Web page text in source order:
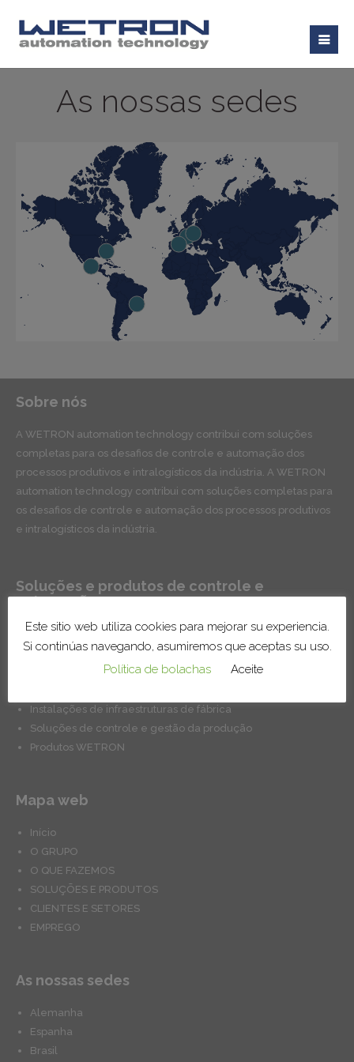
As nossas sedes
Sobre nós
A WETRON automation technology contribui com soluções
completas para os desafios de controle e automação dos
processos produtivos e intralogísticos da indústria. A WETRON
automation technology contribui com soluções completas para
os desafios de controle e automação dos processos produtivos
e intralogísticos da indústria.
Soluções e produtos de controle e
automação
Sistemas de transportadores para manutenção e
intralogística
Linhas e células robotizadas
Instalações de infraestruturas de fábrica
Soluções de controle e gestão da produção
Produtos WETRON
Mapa web
Início
O GRUPO
O QUE FAZEMOS
SOLUÇÕES E PRODUTOS
CLIENTES E SETORES
EMPREGO
As nossas sedes
Alemanha
Espanha
Brasil
Este sitio web utiliza cookies para mejorar su experiencia.
Si continúas navegando, asumiremos que aceptas su uso.
Política de bolachas
Aceite